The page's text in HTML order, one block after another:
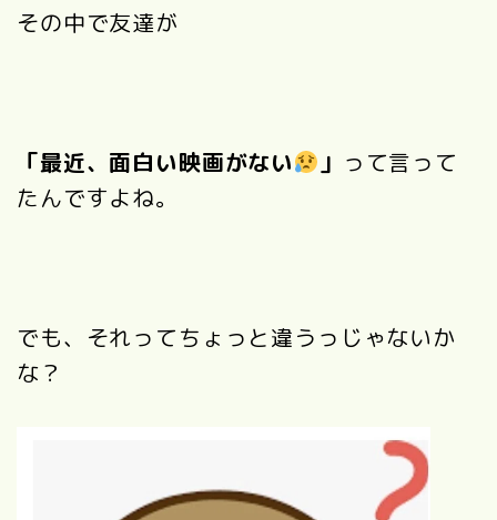
その中で友達が
「最近、面白い映画がない 」 って言って
たんですよね。
でも、それってちょっと違うっじゃないか
な？